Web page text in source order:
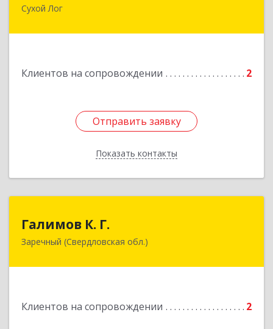
Сухой Лог
Клиентов на сопровождении 2
Отправить заявку
Показать контакты
Отправить заявку
Назад
Галимов К. Г.
Заречный (Свердловская обл.)
Клиентов на сопровождении 2
Свердловская обл, г. Заречный, ул. Кузнецова,